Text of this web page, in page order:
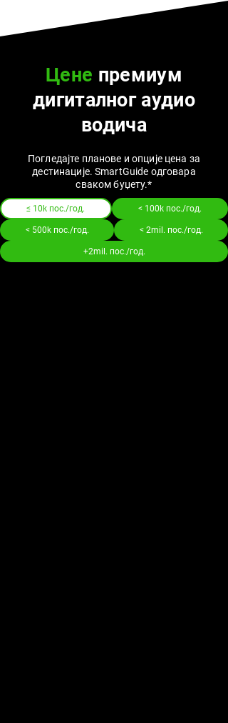
Цене премиум
дигиталног аудио
водича
Погледајте планове и опције цена за
дестинације. SmartGuide одговара
сваком буџету.*
≤ 10k пос./год. < 100k пос./год.
< 500k пос./год. < 2mil. пос./год.
+2mil. пос./год.